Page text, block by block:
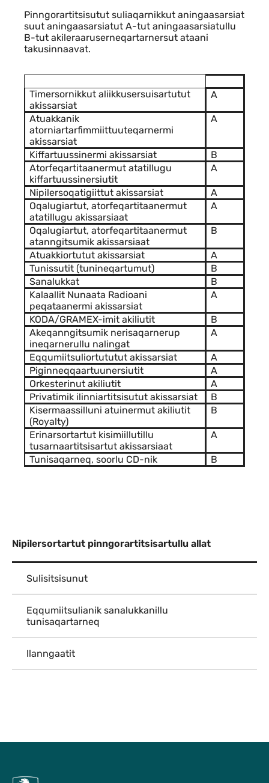
Pinngorartitsisutut suliaqarnikkut aningaasarsiat
suut aningaasarsiatut A-tut aningaasarsiatullu
B-tut akileraaruserneqartarnersut ataani
takusinnaavat.
Timersornikkut aliikkusersuisartutut
akissarsiat
A
Atuakkanik
atorniartarfimmiittuuteqarnermi
akissarsiat
A
Kiffartuussinermi akissarsiat
B
Atorfeqartitaanermut atatillugu
kiffartuussinersiutit
A
Nipilersoqatigiittut akissarsiat
A
Oqalugiartut, atorfeqartitaanermut
atatillugu akissarsiaat
A
Oqalugiartut, atorfeqartitaanermut
atanngitsumik akissarsiaat
B
Atuakkiortutut akissarsiat
A
Tunissutit (tunineqartumut)
B
Sanalukkat
B
Kalaallit Nunaata Radioani
peqataanermi akissarsiat
A
KODA/GRAMEX-imit akiliutit
B
Akeqanngitsumik nerisaqarnerup
ineqarnerullu nalingat
A
Eqqumiitsuliortututut akissarsiat
A
Piginneqqaartuunersiutit
A
Orkesterinut akiliutit
A
Privatimik ilinniartitsisutut akissarsiat
B
Kisermaassilluni atuinermut akiliutit
(Royalty)
B
Erinarsortartut kisimiillutillu
tusarnaartitsisartut akissarsiaat
A
Tunisaqarneq, soorlu CD-nik B
Nipilersortartut pinngorartitsisartullu allat
Sulisitsisunut
Eqqumiitsulianik sanalukkanillu
tunisaqartarneq
Ilanngaatit